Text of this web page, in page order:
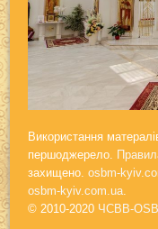
Використання
першоджерело.
захищено.osbm-
osbm-kyiv.com.ua
© 2010-2020 ЧСВВ-